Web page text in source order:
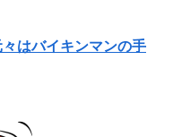
はバイキンマンの手